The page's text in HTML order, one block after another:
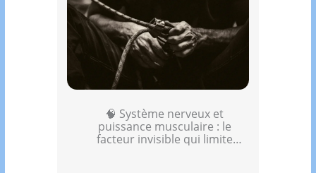
🧠 Système nerveux et
puissance musculaire : le
facteur invisible qui limite